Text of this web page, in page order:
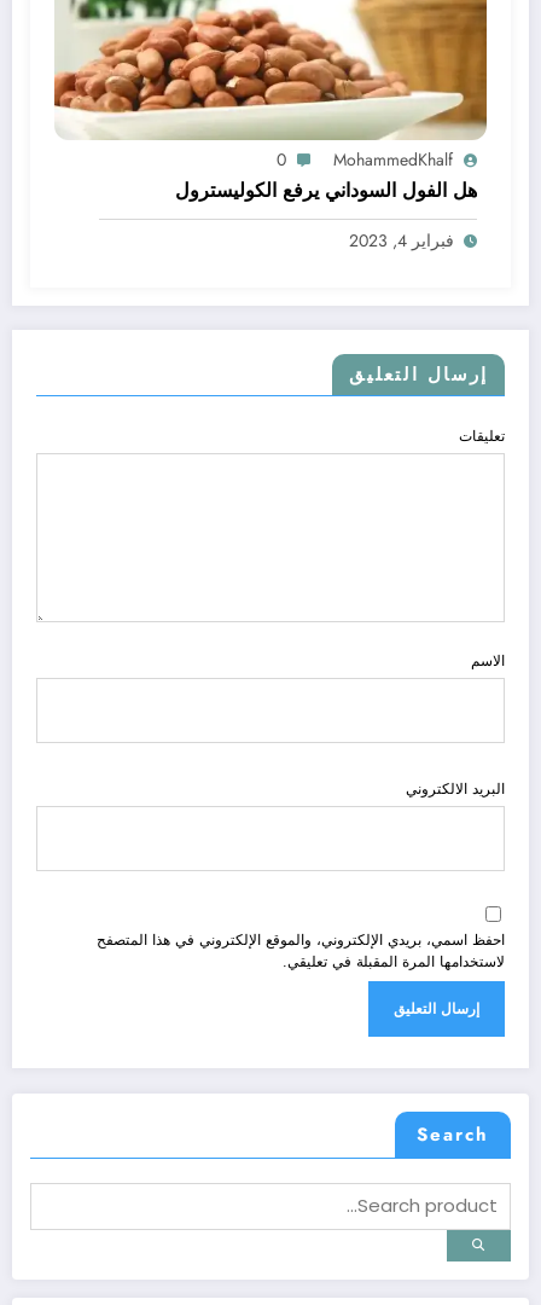
MohammedKhalf
0
هل الفول السوداني يرفع الكوليسترول
فبراير 4, 2023
إرسال التعليق
تعليقات
الاسم
البريد الالكتروني
احفظ اسمي، بريدي الإلكتروني، والموقع الإلكتروني في هذا المتصفح
لاستخدامها المرة المقبلة في تعليقي.
Search